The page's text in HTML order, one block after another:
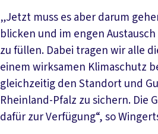
„Jetzt muss es aber darum
blicken und im engen
zu füllen. Dabei tragen wir alle
einem wirksamen Klimaschutz
gleichzeitig den Standort und
Rheinland-Pfalz zu sichern. Die
dafür zur Verfügung“, so